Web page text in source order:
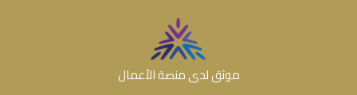
موثق لدى منصة الأعمال